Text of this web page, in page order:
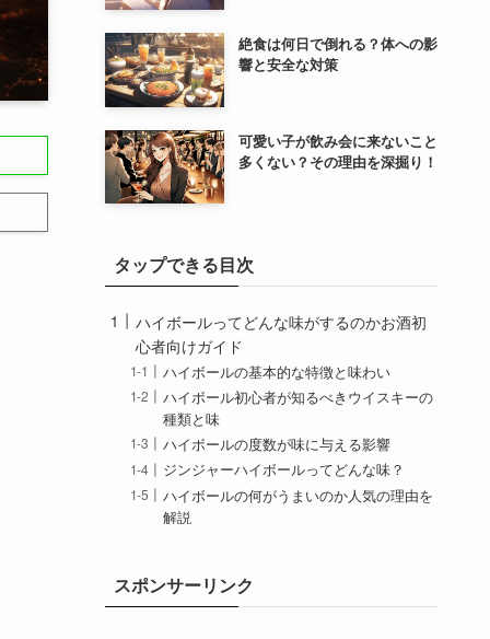
絶食は何日で倒れる？体への影
響と安全な対策
可愛い子が飲み会に来ないこと
多くない？その理由を深掘り！
タップできる目次
ハイボールってどんな味がするのかお酒初
心者向けガイド
ハイボールの基本的な特徴と味わい
ハイボール初心者が知るべきウイスキーの
種類と味
ハイボールの度数が味に与える影響
ジンジャーハイボールってどんな味？
ハイボールの何がうまいのか人気の理由を
解説
ジムビームハイボールってどんな味？
スポンサーリンク